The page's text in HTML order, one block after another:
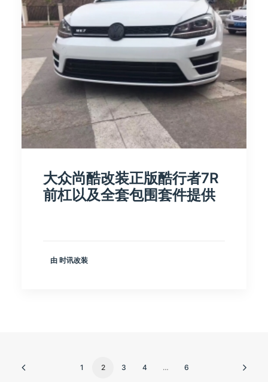
大众尚酷改装正版酷行者7R
前杠以及全套包围套件提供
由 时讯改装
1 2 3 4 … 6